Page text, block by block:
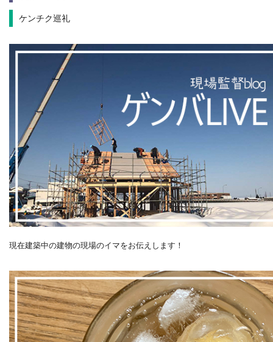
ケンチク巡礼
現在建築中の建物の現場のイマをお伝えします！